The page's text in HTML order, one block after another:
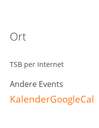
Ort
TSB per Internet
Andere Events
KalenderGoogleCal